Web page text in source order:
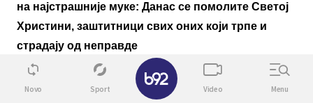
на најстрашније муке: Данас се помолите Светој
Христини, заштитници свих оних који трпе и
страдају од неправде
Novo Sport Video Menu
✕